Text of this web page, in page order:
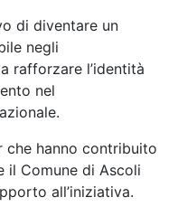
di diventare un
negli
rafforzare l’identità
nel
che hanno contribuito
il Comune di Ascoli
all’iniziativa.